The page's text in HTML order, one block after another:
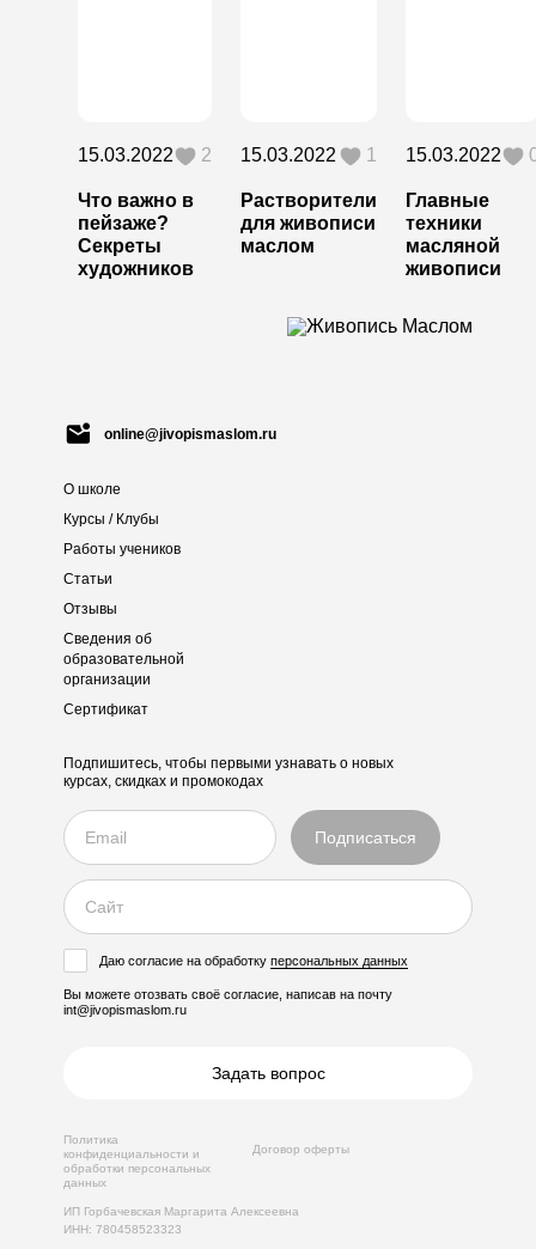
15.03.2022 2
Что важно в
пейзаже?
Секреты
художников
15.03.2022 1
Растворители
для живописи
маслом
15.03.2022
Главные
техники
масляной
живописи
online@jivopismaslom.ru
О школе
Курсы / Клубы
Работы учеников
Статьи
Отзывы
Сведения об
образовательной
организации
Сертификат
Подпишитесь, чтобы первыми узнавать о новых
курсах, скидках и промокодах
Даю согласие на обработку персональных данных
Вы можете отозвать своё согласие, написав на почту
int@jivopismaslom.ru
Задать вопрос
Политика
конфиденциальности и
обработки персональных
данных
Договор оферты
ИП Горбачевская Маргарита Алексеевна
ИНН: 780458523323